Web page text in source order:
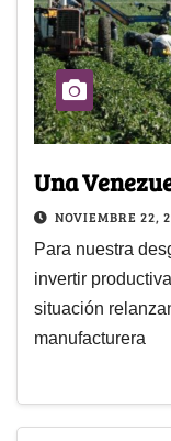
Una
NOVIEMBRE 22,
Para nuestra
invertir
situación
manufacturera